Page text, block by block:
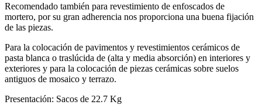
Recomendado también para revestimiento de enfoscados de
mortero, por su gran adherencia nos proporciona una buena fijación
de las piezas.
Para la colocación de pavimentos y revestimientos cerámicos de
pasta blanca o traslúcida de (alta y media absorción) en interiores y
exteriores y para la colocación de piezas cerámicas sobre suelos
antiguos de mosaico y terrazo.
Presentación: Sacos de 22.7 Kg